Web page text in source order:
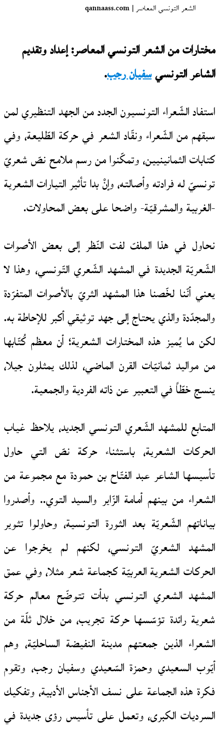
الشعر التونسي المعاصر | qannaass.com
مختارات من الشعر التونسي المعاصر: إعداد وتقديم
الشاعر التونسيسفيان رجب.
استفاد الشّعراء التونسيون الجدد من الجهد التنظيري لمن
سبقهم من الشّعراء ونقّاد الشعر في حركة الطّليعة، وفي
كتابات الثمانينيين، وتمكّنوا من رسم ملامح نصّ شعريّ
تونسيّ له فرادته وأصالته، وإنْ بدا تأثير التيارات الشعرية
-الغربية والمشرقيّة- واضحا على بعض المحاولات.
نحاول في هذا الملفّ لفت النّظر إلى بعض الأصوات
الشّعريّة الجديدة في المشهد الشّعري التّونسي، وهذا لا
يعني أنّنا لخّصنا هذا المشهد الثريّ بالأصوات المتفرّدة
والمجدّدة والذي يحتاج إلى جهد توثيقي أكبر للإحاطة به.
لكن ما يُميز هذه المختارات الشعرية؛ أن معظم كُتّابها
من مواليد ثمانيّات القرن الماضي، لذلك يمثلون جيلا،
ينسج خطّاً في التعبير عن ذاته الفردية والجمعية.
المتابع للمشهد الشّعري التونسي الجديد، يلاحظ غياب
الحركات الشعرية، باستثناء حركة نصّ التي حاول
تأسيسها الشاعر عبد الفتّاح بن حمودة مع مجموعة من
الشعراء من بينهم أمامة الزّاير والسيد التوي.. وأصدروا
بياناتهم الشّعريّة بعد الثورة التونسية، وحاولوا تثوير
المشهد الشعريّ التونسي، لكنهم لم يخرجوا عن
الحركات الشعرية العربيّة كجماعة شعر مثلا، وفي عمق
المشهد الشعري التونسي بدأت تتوضّح معالم حركة
شعرية رائدة تؤسّسها حركة تجريب، من خلال ثلّة من
الشعراء الذين جمعتهم مدينة النفيضة الساحليّة، وهم
أيّوب السعيدي وحمزة السّعيدي وسفيان رجب، وتقوم
فكرة هذه الجماعة على نسف الأجناس الأدبية، وتفكيك
السرديات الكبرى، وتعمل على تأسيس رؤى جديدة في